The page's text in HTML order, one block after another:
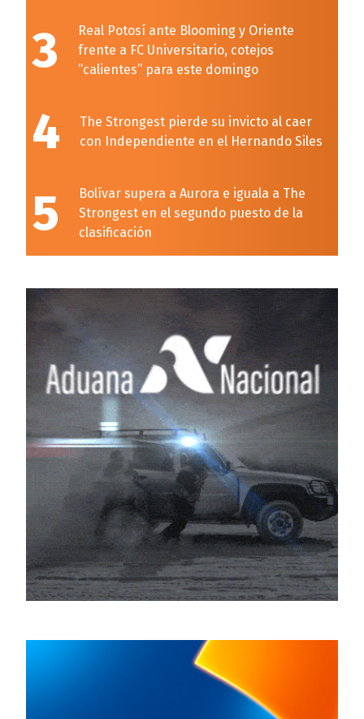
3
Real Potosí ante Blooming y Oriente
frente a FC Universitario, cotejos
“calientes” para este domingo
4
The Strongest pierde su invicto al caer
con Independiente en el Hernando Siles
5
Bolívar supera a Aurora e iguala a The
Strongest en el segundo puesto de la
clasificación